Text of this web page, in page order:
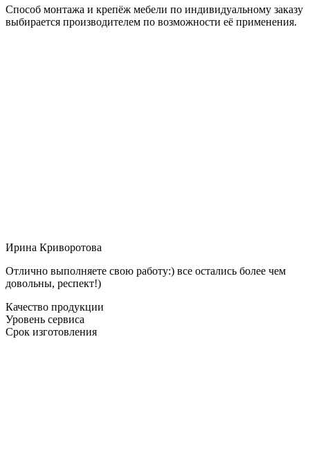
Способ монтажа и крепёж мебели по индивидуальному заказу
выбирается производителем по возможности её применения.
Ирина Криворотова
Отлично выполняете свою работу:) все остались более чем
довольны, респект!)
Качество продукции
Уровень сервиса
Срок изготовления